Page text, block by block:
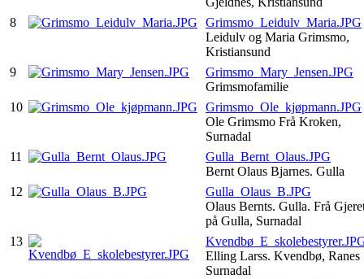
8
Grimsmo_Leidulv_Maria.JPG
Leidulv og Maria Grimsmo,
Kristiansund
9
Grimsmo_Mary_Jensen.JPG
Grimsmofamilie
10
Grimsmo_Ole_kjøpmann.JPG
Ole Grimsmo Frå Kroken,
Surnadal
11
Gulla_Bernt_Olaus.JPG
Bernt Olaus Bjarnes. Gulla
12
Gulla_Olaus_B.JPG
Olaus Bernts. Gulla. Frå
på Gulla, Surnadal
13
Elling Larss. Kvendbø, Ranes
Surnadal